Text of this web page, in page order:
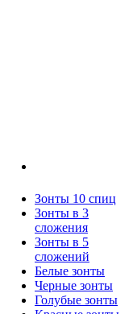
Зонты 10 спиц
Зонты в 3
сложения
Зонты в 5
сложений
Белые зонты
Черные зонты
Голубые зонты